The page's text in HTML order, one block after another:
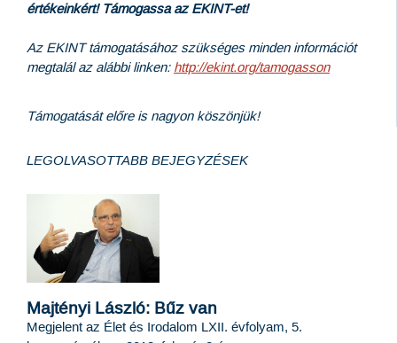
értékeinkért! Támogassa az EKINT-et!
Az EKINT támogatásához szükséges minden információt
megtalál az alábbi linken: http://ekint.org/tamogasson
Támogatását előre is nagyon köszönjük!
LEGOLVASOTTABB BEJEGYZÉSEK
Majtényi László: Bűz van
Megjelent az Élet és Irodalom LXII. évfolyam, 5.